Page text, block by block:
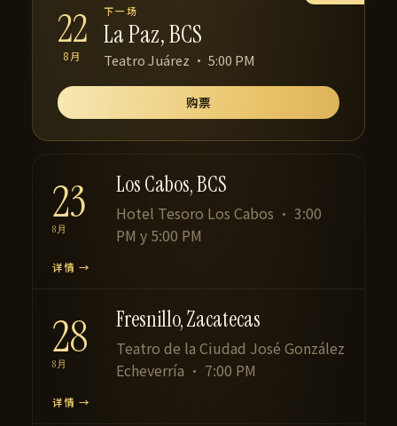
22
8月
下一场
La Paz, BCS
Teatro Juárez · 5:00 PM
购票
23
8月
Los Cabos, BCS
Hotel Tesoro Los Cabos · 3:00
PM y 5:00 PM
详情 →
28
8月
Fresnillo, Zacatecas
Teatro de la Ciudad José González
Echeverría · 7:00 PM
详情 →